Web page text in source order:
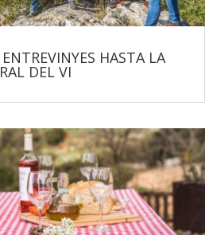
ENTREVINYES HASTA LA
DEL VI